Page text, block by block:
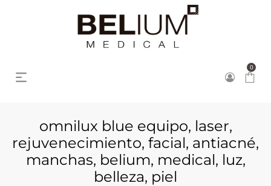
0
omnilux blue equipo, laser,
rejuvenecimiento, facial, antiacné,
manchas, belium, medical, luz,
belleza, piel